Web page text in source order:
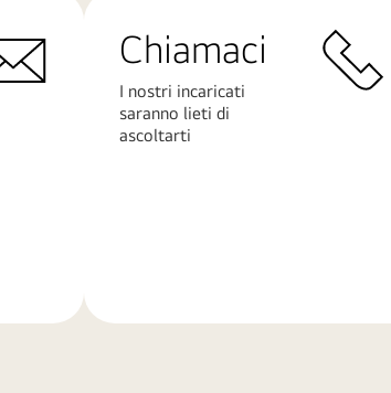
Chiamaci
I nostri incaricati
saranno lieti di
ascoltarti